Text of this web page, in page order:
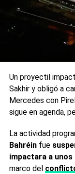
Vélez ganó y
Copa
NO TE PIERDAS
Podoroska
Un proyectil
Sakhir y obligó a
Mercedes con
sigue en agenda,
La actividad
Bahréinfue
impactara a
marco del